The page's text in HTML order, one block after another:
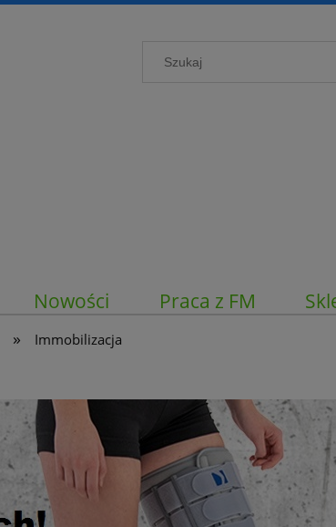
Nowości Praca z FM
» Immobilizacja